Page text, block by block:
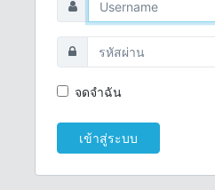
จดจำฉัน
เข้าสู่ระบบ